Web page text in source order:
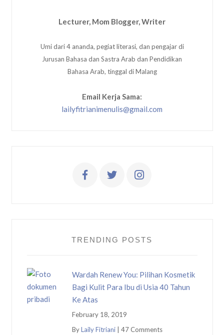
Lecturer, Mom Blogger, Writer
Umi dari 4 ananda, pegiat literasi, dan pengajar di
Jurusan Bahasa dan Sastra Arab dan Pendidikan
Bahasa Arab, tinggal di Malang
Email Kerja Sama:
lailyfitrianimenulis@gmail.com
TRENDING POSTS
Wardah Renew You: Pilihan Kosmetik
Bagi Kulit Para Ibu di Usia 40 Tahun
Ke Atas
February 18, 2019
ByLaily Fitriani| 47 Comments